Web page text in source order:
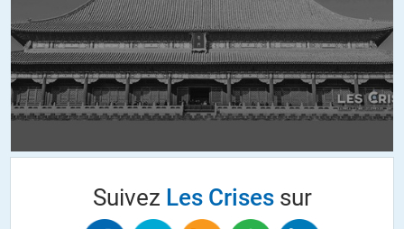
est entendue plus fortement. Pour autant cela ne veut pas dire
que cette olé doit être récupérée par un parti en particulier car
cela serait contre-productif.
Que ceux qui sont d’accord avec ce principe le montre . . .
The world is a dangerous place to live; not because of the people
Suivez Les Crisessur